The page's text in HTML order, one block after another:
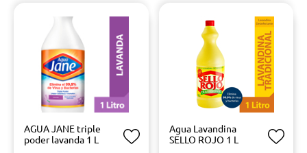
AGUA JANE triple
poder lavanda 1 L
Agua Lavandina
SELLO ROJO 1 L